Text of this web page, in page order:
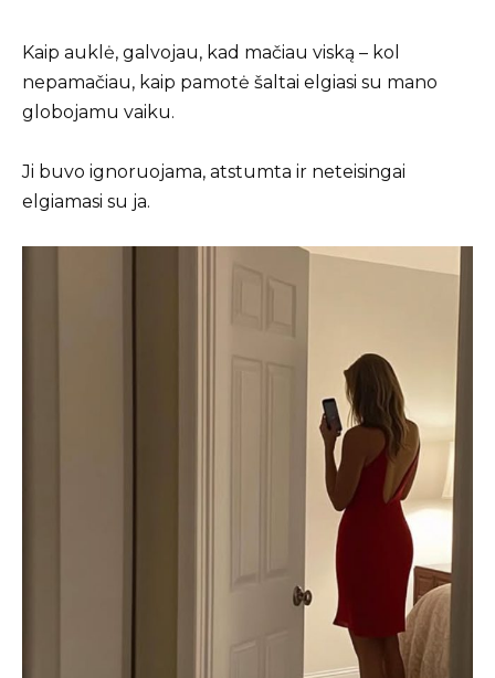
Kaip auklė, galvojau, kad mačiau viską – kol
nepamačiau, kaip pamotė šaltai elgiasi su mano
globojamu vaiku.
Ji buvo ignoruojama, atstumta ir neteisingai
elgiamasi su ja.